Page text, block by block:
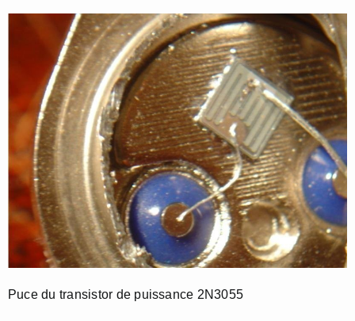
Puce du transistor de puissance 2N3055